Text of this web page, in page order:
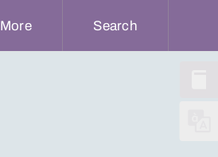
More Search